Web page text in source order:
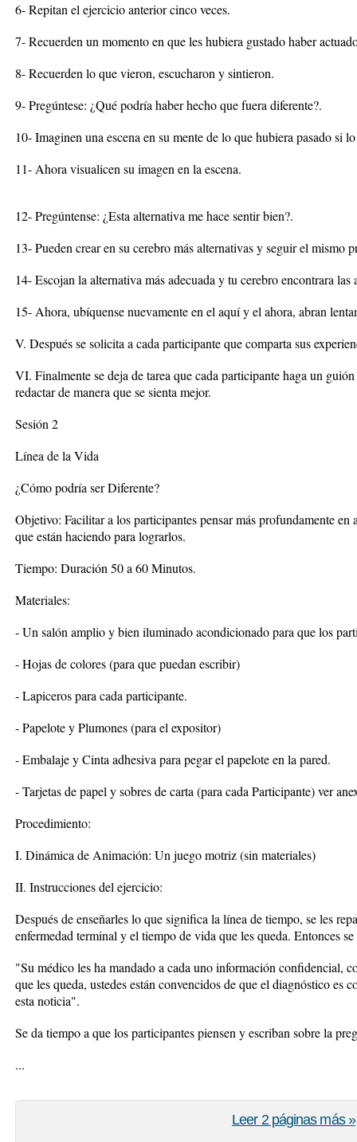
6- Repitan el ejercicio anterior cinco veces.
7- Recuerden un momento en que les hubiera gustado haber
8- Recuerden lo que vieron, escucharon y sintieron.
9- Pregúntese: ¿Qué podría haber hecho que fuera diferente?.
10- Imaginen una escena en su mente de lo que hubiera pasado si
11- Ahora visualicen su imagen en la escena.
12- Pregúntense: ¿Esta alternativa me hace sentir bien?.
13- Pueden crear en su cerebro más alternativas y seguir el mismo
14- Escojan la alternativa más adecuada y tu cerebro encontrara
15- Ahora, ubíquense nuevamente en el aquí y el ahora, abran
V. Después se solicita a cada participante que comparta sus
VI. Finalmente se deja de tarea que cada participante haga un
redactar de manera que se sienta mejor.
Sesión 2
Línea de la Vida
¿Cómo podría ser Diferente?
Objetivo: Facilitar a los participantes pensar más profundamente en
que están haciendo para lograrlos.
Tiempo: Duración 50 a 60 Minutos.
Materiales:
- Un salón amplio y bien iluminado acondicionado para que los
- Hojas de colores (para que puedan escribir)
- Lapiceros para cada participante.
- Papelote y Plumones (para el expositor)
- Embalaje y Cinta adhesiva para pegar el papelote en la pared.
- Tarjetas de papel y sobres de carta (para cada Participante) ver
Procedimiento:
I. Dinámica de Animación: Un juego motriz (sin materiales)
II. Instrucciones del ejercicio:
Después de enseñarles lo que significa la línea de tiempo, se les
enfermedad terminal y el tiempo de vida que les queda. Entonces
"Su médico les ha mandado a cada uno información confidencial,
que les queda, ustedes están convencidos de que el diagnóstico es
esta noticia".
Se da tiempo a que los participantes piensen y escriban sobre la
...
Leer 2 páginas más »